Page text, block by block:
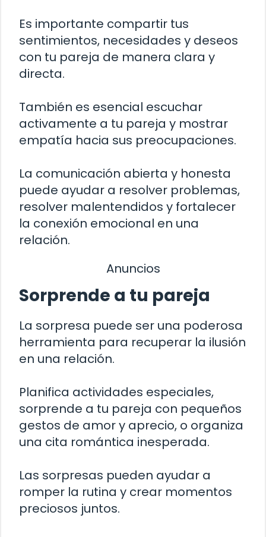
Es importante compartir tus
sentimientos, necesidades y deseos
con tu pareja de manera clara y
directa.
También es esencial escuchar
activamente a tu pareja y mostrar
empatía hacia sus preocupaciones.
La comunicación abierta y honesta
puede ayudar a resolver problemas,
resolver malentendidos y fortalecer
la conexión emocional en una
relación.
Anuncios
Sorprende a tu pareja
La sorpresa puede ser una poderosa
herramienta para recuperar la ilusión
en una relación.
Planifica actividades especiales,
sorprende a tu pareja con pequeños
gestos de amor y aprecio, o organiza
una cita romántica inesperada.
Las sorpresas pueden ayudar a
romper la rutina y crear momentos
preciosos juntos.